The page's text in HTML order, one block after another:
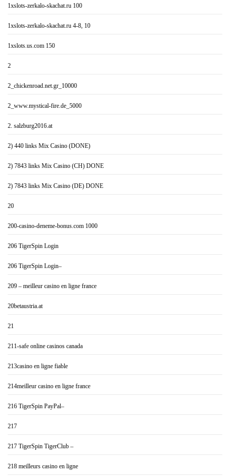
1xslots-zerkalo-skachat.ru 100
1xslots-zerkalo-skachat.ru 4-8, 10
1xslots.us.com 150
2
2_chickenroad.net.gr_10000
2_www.mystical-fire.de_5000
2. salzburg2016.at
2) 440 links Mix Casino (DONE)
2) 7843 links Mix Casino (CH) DONE
2) 7843 links Mix Casino (DE) DONE
20
200-casino-deneme-bonus.com 1000
206 TigerSpin Login
206 TigerSpin Login–
209 – meilleur casino en ligne france
20betaustria.at
21
211-safe online casinos canada
213casino en ligne fiable
214meilleur casino en ligne france
216 TigerSpin PayPal–
217
217 TigerSpin TigerClub –
218 meilleurs casino en ligne